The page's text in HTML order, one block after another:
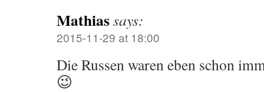
Mathiassays:
2015-11-29 at 18:00
Die Russen waren eben schon
😉